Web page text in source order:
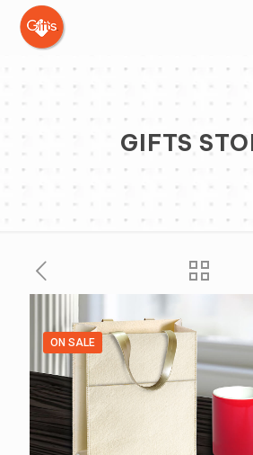
GIFTS
ON SALE